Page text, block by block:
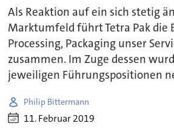
Als Reaktion auf ein sich stetig
Marktumfeld führt Tetra Pak die
Processing, Packaging unser
zusammen. Im Zuge dessen
jeweiligen Führungspositionen
Philip Bittermann
11. Februar 2019